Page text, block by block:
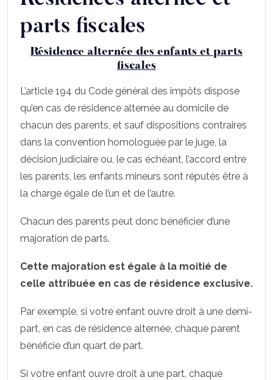
parts fiscales
Résidence alternée des enfants et parts
fiscales
L’article 194 du Code général des impôts dispose
qu’en cas de résidence alternée au domicile de
chacun des parents, et sauf dispositions contraires
dans la convention homologuée par le juge, la
décision judiciaire ou, le cas échéant, l’accord entre
les parents, les enfants mineurs sont réputés être à
la charge égale de l’un et de l’autre.
Chacun des parents peut donc bénéficier d’une
majoration de parts.
Cette majoration est égale à la moitié de
celle attribuée en cas de résidence exclusive.
Par exemple, si votre enfant ouvre droit à une demi-
part, en cas de résidence alternée, chaque parent
bénéficie d’un quart de part.
Si votre enfant ouvre droit à une part, chaque